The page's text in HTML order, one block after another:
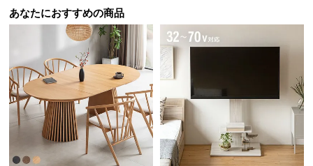
返
品・
ン
セ
ル
に
い
あなたにおすすめの商品